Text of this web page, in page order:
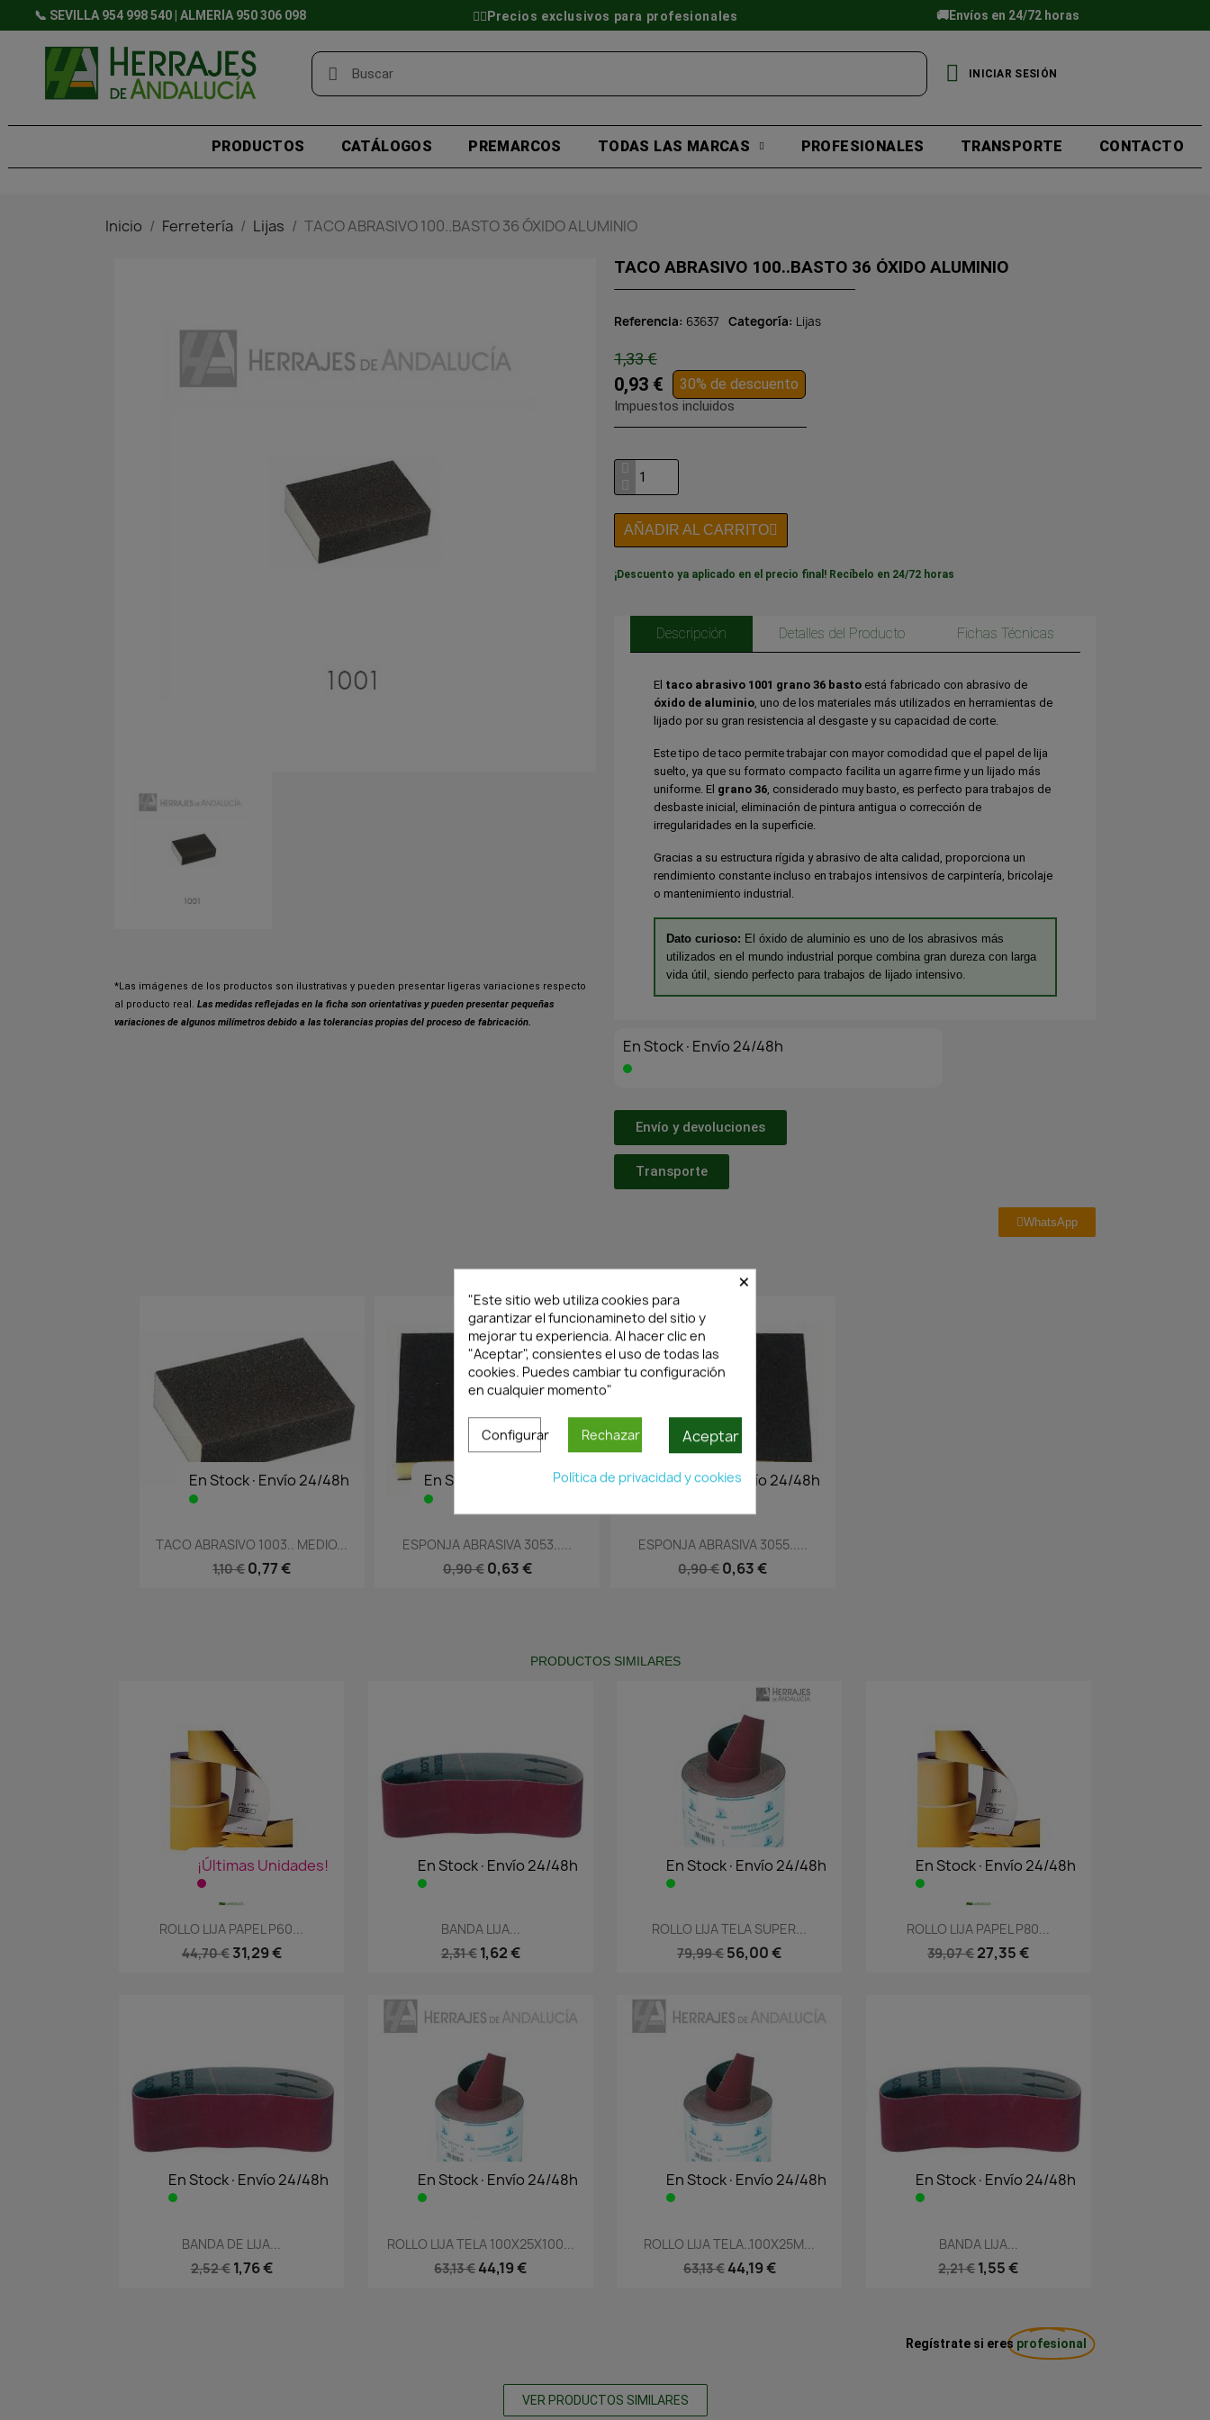
📞 SEVILLA 954 998 540 | ALMERÍA 950 306 098 👷‍♂️Precios exclusivos para profesionales 🚚Envíos en 24/72 horas
INICIAR SESIÓN
PRODUCTOS CATÁLOGOS PREMARCOS TODAS LAS MARCAS PROFESIONALES TRANSPORTE CONTACTO
Inicio Ferretería Lijas TACO ABRASIVO 100..BASTO 36 ÓXIDO ALUMINIO
*Las imágenes de los productos son ilustrativas y pueden presentar ligeras variaciones respecto
al producto real. Las medidas reflejadas en la ficha son orientativas y pueden presentar pequeñas
variaciones de algunos milímetros debido a las tolerancias propias del proceso de fabricación.
TACO ABRASIVO 100..BASTO 36 ÓXIDO ALUMINIO
Referencia 63637 Categoría Lijas
1,33 €
0,93 € 30% de descuento
Impuestos incluidos
AÑADIR AL CARRITO
¡Descuento ya aplicado en el precio final! Recíbelo en 24/72 horas
Descripción Detalles del Producto Fichas Técnicas
El taco abrasivo 1001 grano 36 bastoestá fabricado con abrasivo de
óxido de aluminio, uno de los materiales más utilizados en herramientas de
lijado por su gran resistencia al desgaste y su capacidad de corte.
Este tipo de taco permite trabajar con mayor comodidad que el papel de lija
suelto, ya que su formato compacto facilita un agarre firme y un lijado más
uniforme. El grano 36, considerado muy basto, es perfecto para trabajos de
desbaste inicial, eliminación de pintura antigua o corrección de
irregularidades en la superficie.
Gracias a su estructura rígida y abrasivo de alta calidad, proporciona un
rendimiento constante incluso en trabajos intensivos de carpintería, bricolaje
o mantenimiento industrial.
Dato curioso: El óxido de aluminio es uno de los abrasivos más
utilizados en el mundo industrial porque combina gran dureza con larga
vida útil, siendo perfecto para trabajos de lijado intensivo.
En Stock·Envío 24/48h
Envío y devoluciones
Transporte
WhatsApp
En Stock·Envío 24/48h
Vista rápida
TACO ABRASIVO 1003.. MEDIO...
1,10 € 0,77 €
En Stock·Envío 24/48h
Vista rápida
ESPONJA ABRASIVA 3053.....
0,90 € 0,63 €
En Stock·Envío 24/48h
Vista rápida
ESPONJA ABRASIVA 3055.....
0,90 € 0,63 €
PRODUCTOS SIMILARES
¡Últimas Unidades!
 Vista rápida
ROLLO LIJA PAPEL P60...
44,70 € 31,29 €
En Stock·Envío 24/48h
Vista rápida
BANDA LIJA...
2,31 € 1,62 €
En Stock·Envío 24/48h
 Vista rápida
ROLLO LIJA TELA SUPER...
79,99 € 56,00 €
En Stock·Envío 24/48h
 Vista rápida
ROLLO LIJA PAPEL P80...
39,07 € 27,35 €
En Stock·Envío 24/48h
Vista rápida
BANDA DE LIJA...
2,52 € 1,76 €
En Stock·Envío 24/48h
Vista rápida
ROLLO LIJA TELA 100X25X100...
63,13 € 44,19 €
En Stock·Envío 24/48h
 Vista rápida
ROLLO LIJA TELA..100X25M...
63,13 € 44,19 €
En Stock·Envío 24/48h
Vista rápida
BANDA LIJA...
2,21 € 1,55 €
Regístrate si eres profesional
VER PRODUCTOS SIMILARES
×
"Este sitio web utiliza cookies para
garantizar el funcionamineto del sitio y
mejorar tu experiencia. Al hacer clic en
"Aceptar", consientes el uso de todas las
cookies. Puedes cambiar tu configuración
en cualquier momento"
Configurar Rechazar Aceptar
Política de privacidad y cookies